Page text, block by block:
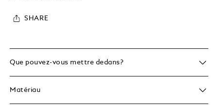
SHARE
Que pouvez-vous mettre dedans?
Matériau